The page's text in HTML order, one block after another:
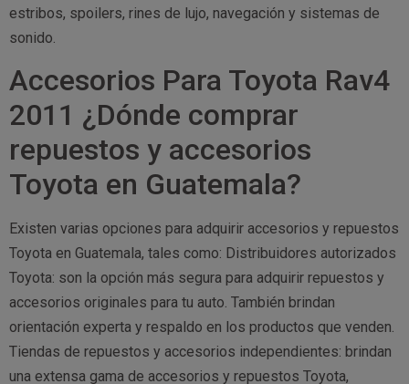
estribos, spoilers, rines de lujo, navegación y sistemas de
sonido.
Accesorios Para Toyota Rav4
2011 ¿Dónde comprar
repuestos y accesorios
Toyota en Guatemala?
Existen varias opciones para adquirir accesorios y repuestos
Toyota en Guatemala, tales como: Distribuidores autorizados
Toyota: son la opción más segura para adquirir repuestos y
accesorios originales para tu auto. También brindan
orientación experta y respaldo en los productos que venden.
Tiendas de repuestos y accesorios independientes: brindan
una extensa gama de accesorios y repuestos Toyota,